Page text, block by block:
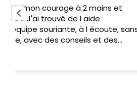
Merci à Nathalie pour sa
professionnalisme et tous
poids et surtout beaucoup
contente et recommande